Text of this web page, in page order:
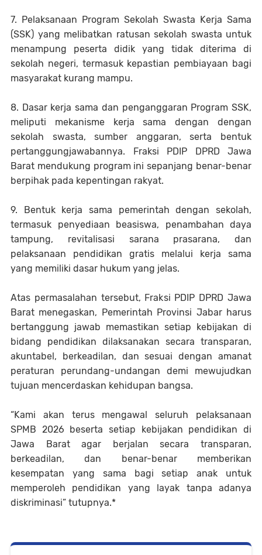
7. Pelaksanaan Program Sekolah Swasta Kerja Sama
(SSK) yang melibatkan ratusan sekolah swasta untuk
menampung peserta didik yang tidak diterima di
sekolah negeri, termasuk kepastian pembiayaan bagi
masyarakat kurang mampu.
8. Dasar kerja sama dan penganggaran Program SSK,
meliputi mekanisme kerja sama dengan dengan
sekolah swasta, sumber anggaran, serta bentuk
pertanggungjawabannya. Fraksi PDIP DPRD Jawa
Barat mendukung program ini sepanjang benar-benar
berpihak pada kepentingan rakyat.
9. Bentuk kerja sama pemerintah dengan sekolah,
termasuk penyediaan beasiswa, penambahan daya
tampung, revitalisasi sarana prasarana, dan
pelaksanaan pendidikan gratis melalui kerja sama
yang memiliki dasar hukum yang jelas.
Atas permasalahan tersebut, Fraksi PDIP DPRD Jawa
Barat menegaskan, Pemerintah Provinsi Jabar harus
bertanggung jawab memastikan setiap kebijakan di
bidang pendidikan dilaksanakan secara transparan,
akuntabel, berkeadilan, dan sesuai dengan amanat
peraturan perundang-undangan demi mewujudkan
tujuan mencerdaskan kehidupan bangsa.
“Kami akan terus mengawal seluruh pelaksanaan
SPMB 2026 beserta setiap kebijakan pendidikan di
Jawa Barat agar berjalan secara transparan,
berkeadilan, dan benar-benar memberikan
kesempatan yang sama bagi setiap anak untuk
memperoleh pendidikan yang layak tanpa adanya
diskriminasi” tutupnya.*